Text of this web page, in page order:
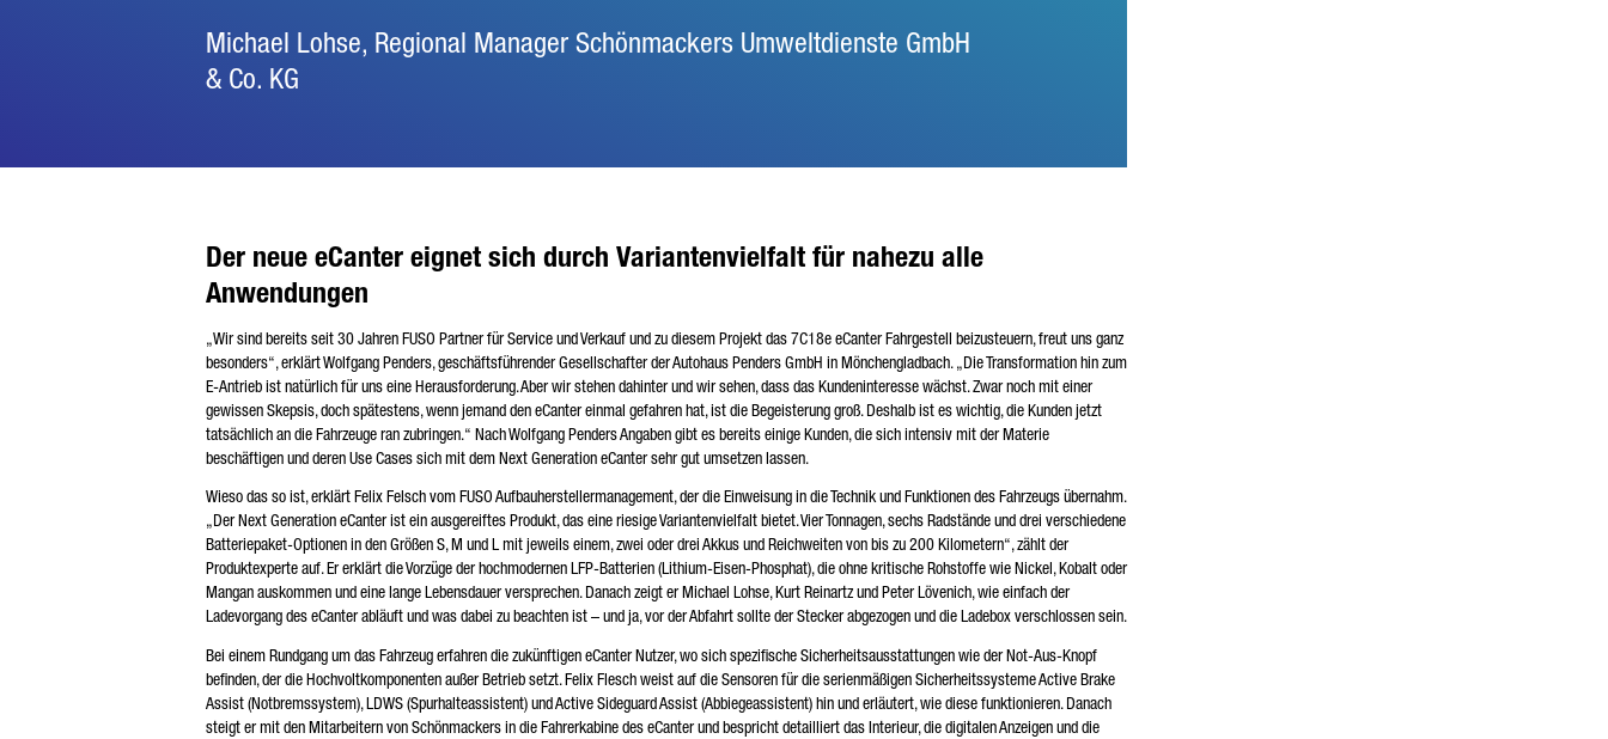
Michael Lohse, Regional Manager Schönmackers Umweltdienste GmbH
& Co. KG
Der neue eCanter eignet sich durch Variantenvielfalt für nahezu alle
Anwendungen
„Wir sind bereits seit 30 Jahren FUSO Partner für Service und Verkauf und zu diesem Projekt das 7C18e eCanter Fahrgestell beizusteuern, freut uns ganz
besonders“, erklärt Wolfgang Penders, geschäftsführender Gesellschafter der Autohaus Penders GmbH in Mönchengladbach. „Die Transformation hin zum
E-Antrieb ist natürlich für uns eine Herausforderung. Aber wir stehen dahinter und wir sehen, dass das Kundeninteresse wächst. Zwar noch mit einer
gewissen Skepsis, doch spätestens, wenn jemand den eCanter einmal gefahren hat, ist die Begeisterung groß. Deshalb ist es wichtig, die Kunden jetzt
tatsächlich an die Fahrzeuge ran zubringen.“ Nach Wolfgang Penders Angaben gibt es bereits einige Kunden, die sich intensiv mit der Materie
beschäftigen und deren Use Cases sich mit dem Next Generation eCanter sehr gut umsetzen lassen.
Wieso das so ist, erklärt Felix Felsch vom FUSO Aufbauherstellermanagement, der die Einweisung in die Technik und Funktionen des Fahrzeugs übernahm.
„Der Next Generation eCanter ist ein ausgereiftes Produkt, das eine riesige Variantenvielfalt bietet. Vier Tonnagen, sechs Radstände und drei verschiedene
Batteriepaket-Optionen in den Größen S, M und L mit jeweils einem, zwei oder drei Akkus und Reichweiten von bis zu 200 Kilometern“, zählt der
Produktexperte auf. Er erklärt die Vorzüge der hochmodernen LFP-Batterien (Lithium-Eisen-Phosphat), die ohne kritische Rohstoffe wie Nickel, Kobalt oder
Mangan auskommen und eine lange Lebensdauer versprechen. Danach zeigt er Michael Lohse, Kurt Reinartz und Peter Lövenich, wie einfach der
Ladevorgang des eCanter abläuft und was dabei zu beachten ist – und ja, vor der Abfahrt sollte der Stecker abgezogen und die Ladebox verschlossen sein.
Bei einem Rundgang um das Fahrzeug erfahren die zukünftigen eCanter Nutzer, wo sich spezifische Sicherheitsausstattungen wie der Not-Aus-Knopf
befinden, der die Hochvoltkomponenten außer Betrieb setzt. Felix Flesch weist auf die Sensoren für die serienmäßigen Sicherheitssysteme Active Brake
Assist (Notbremssystem), LDWS (Spurhalteassistent) und Active Sideguard Assist (Abbiegeassistent) hin und erläutert, wie diese funktionieren. Danach
steigt er mit den Mitarbeitern von Schönmackers in die Fahrerkabine des eCanter und bespricht detailliert das Interieur, die digitalen Anzeigen und die